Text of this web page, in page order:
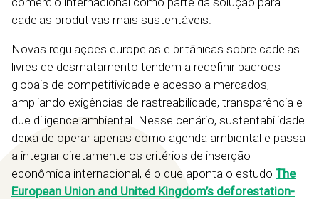
cadeias produtivas mais sustentáveis.
Novas regulações europeias e britânicas sobre cadeias
livres de desmatamento tendem a redefinir padrões
globais de competitividade e acesso a mercados,
ampliando exigências de rastreabilidade, transparência e
due diligence ambiental. Nesse cenário, sustentabilidade
deixa de operar apenas como agenda ambiental e passa
a integrar diretamente os critérios de inserção
econômica internacional, é o que aponta o estudo The
European Union and United Kingdom’s deforestation-